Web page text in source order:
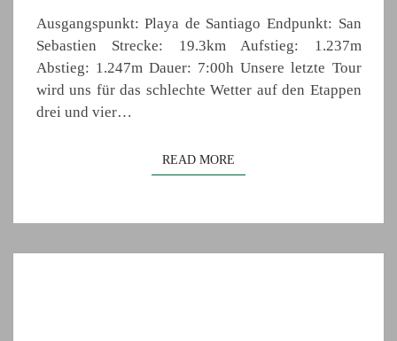
Ausgangspunkt: Playa de Santiago Endpunkt: San
Sebastien Strecke: 19.3km Aufstieg: 1.237m
Abstieg: 1.247m Dauer: 7:00h Unsere letzte Tour
wird uns für das schlechte Wetter auf den Etappen
drei und vier…
READ MORE